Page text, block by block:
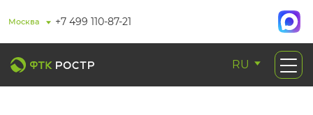
Москва +7 499 110-87-21
RU